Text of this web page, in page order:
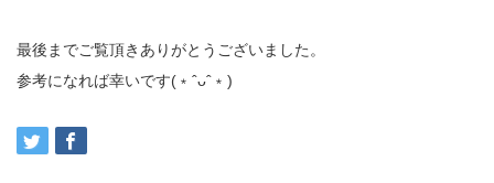
最後までご覧頂きありがとうございました。
参考になれば幸いです(﹡ˆᴗˆ﹡)